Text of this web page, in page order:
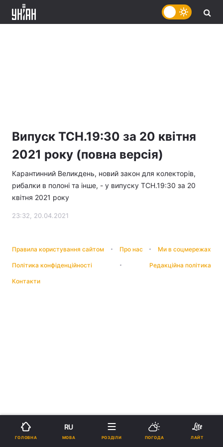
Випуск ТСН.19:30 за 20 квітня
2021 року (повна версія)
Карантинний Великдень, новий закон для колекторів,
рибалки в полоні та інше, - у випуску ТСН.19:30 за 20
квітня 2021 року
23:32, 20.04.2021
Правила користування сайтом Про нас Ми в соцмережах
Політика конфіденційності Редакційна політика
Контакти
ГОЛОВНА
RU
МОВА РОЗДІЛИ ПОГОДА ЛАЙТ